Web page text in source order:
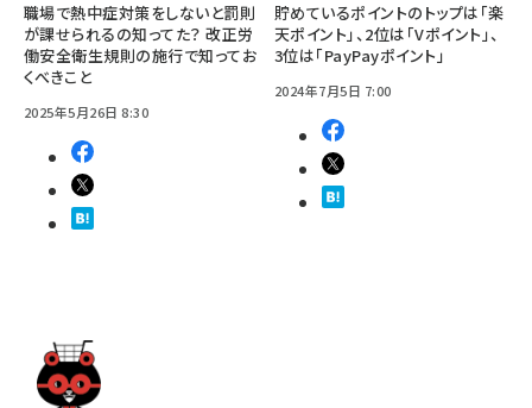
職場で熱中症対策をしないと罰則
が課せられるの知ってた？ 改正労
働安全衛生規則の施行で知ってお
くべきこと
2025年5月26日 8:30
貯めているポイントのトップは「楽
天ポイント」、2位は「Vポイント」、
3位は「PayPayポイント」
2024年7月5日 7:00